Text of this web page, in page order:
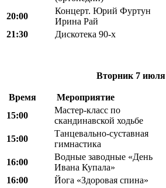
20:00
Концерт. Юрий Фуртун
Ирина Рай
21:30
Дискотека 90-х
Вторник 7 июля
Время Мероприятие
15:00
Мастер-класс по
скандинавской ходьбе
15:00
Танцевально-суставная
гимнастика
16:00
Водные заводные «День
Ивана Купала»
16:00
Йога «Здоровая спина»